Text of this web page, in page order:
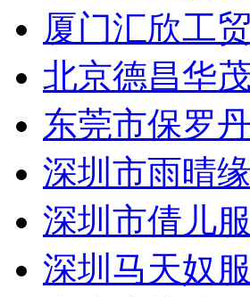
厦门汇欣工
北京德昌华
东莞市保罗
深圳市雨晴
深圳市倩儿
深圳马天奴